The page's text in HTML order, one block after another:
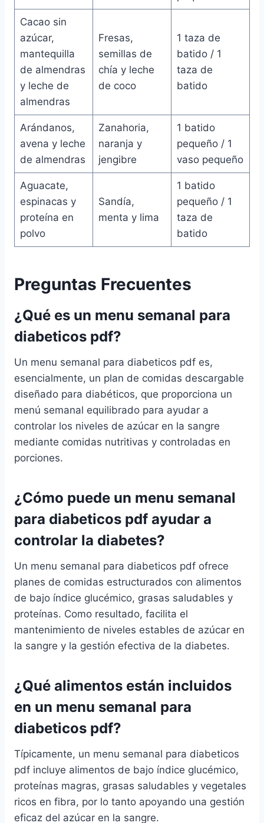
Cacao sin
azúcar,
mantequilla
de almendras
y leche de
almendras
Fresas,
semillas de
chía y leche
de coco
1 taza de
batido / 1
taza de
batido
Arándanos,
avena y leche
de almendras
Zanahoria,
naranja y
jengibre
1 batido
pequeño / 1
vaso pequeño
Aguacate,
espinacas y
proteína en
polvo
Sandía,
menta y lima
1 batido
pequeño / 1
taza de
batido
Preguntas Frecuentes
¿Qué es un menu semanal para
diabeticos pdf?
Un menu semanal para diabeticos pdf es,
esencialmente, un plan de comidas descargable
diseñado para diabéticos, que proporciona un
menú semanal equilibrado para ayudar a
controlar los niveles de azúcar en la sangre
mediante comidas nutritivas y controladas en
porciones.
¿Cómo puede un menu semanal
para diabeticos pdf ayudar a
controlar la diabetes?
Un menu semanal para diabeticos pdf ofrece
planes de comidas estructurados con alimentos
de bajo índice glucémico, grasas saludables y
proteínas. Como resultado, facilita el
mantenimiento de niveles estables de azúcar en
la sangre y la gestión efectiva de la diabetes.
¿Qué alimentos están incluidos
en un menu semanal para
diabeticos pdf?
Típicamente, un menu semanal para diabeticos
pdf incluye alimentos de bajo índice glucémico,
proteínas magras, grasas saludables y vegetales
ricos en fibra, por lo tanto apoyando una gestión
eficaz del azúcar en la sangre.